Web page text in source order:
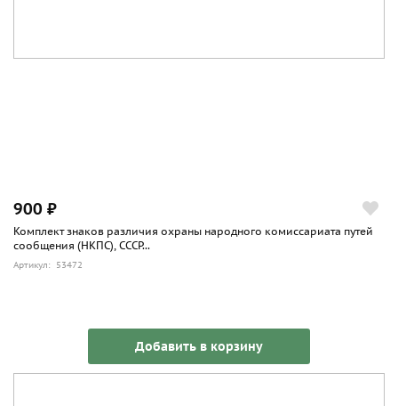
900 ₽
Комплект знаков различия охраны народного комиссариата путей
сообщения (НКПС), СССР...
Артикул: 53472
Добавить в корзину